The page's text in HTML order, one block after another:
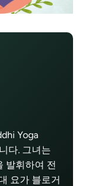
Yoga
다. 그녀는
발휘하여 전
요가 블로거